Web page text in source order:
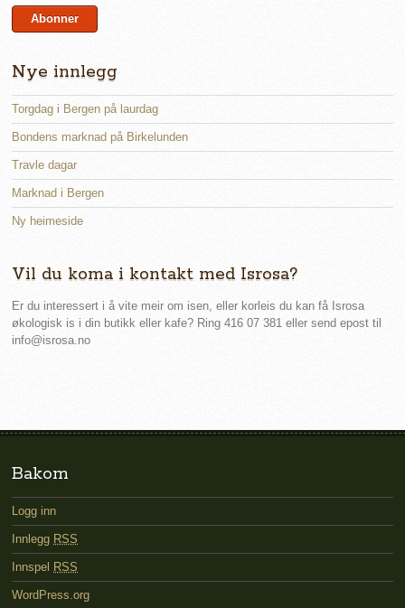
Nye innlegg
Torgdag i Bergen på laurdag
Bondens marknad på Birkelunden
Travle dagar
Marknad i Bergen
Ny heimeside
Vil du koma i kontakt med Isrosa?
Er du interessert i å vite meir om isen, eller korleis du kan få Isrosa
økologisk is i din butikk eller kafe? Ring 416 07 381 eller send epost til
info@isrosa.no
Bakom
Logg inn
Innlegg RSS
Innspel RSS
WordPress.org